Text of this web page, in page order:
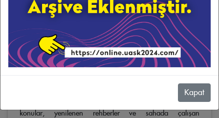
Kapat
Bu yıl da hep birlikte UASK 2024 Kongresi’nde
buluşuyoruz…
SİZİN SESİNİZ, SİZİN KONGRENİZ
Akciğer Sağlığı ve Yoğun Bakım Derneği (ASYOD)’nin
Uluslararası Katılımlı Akciğer Sağlığı Kongresini (UASK) 6-
Kongremizin bilimsel programının hazırlıkları, güncel
konular, yenilenen rehberler ve sahada çalışan